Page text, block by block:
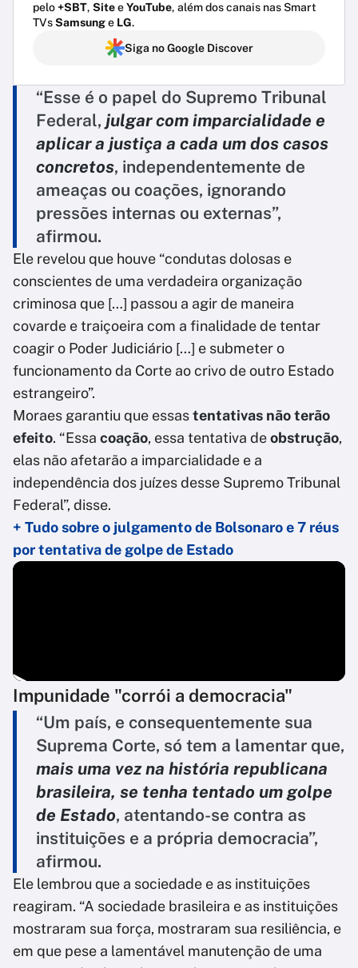
pelo+SBT, SiteeYouTube, além dos canais nas Smart
TVsSamsunge LG.
Siga no Google Discover
“Esse é o papel do Supremo Tribunal
Federal, julgar com imparcialidade e
aplicar a justiça a cada um dos casos
concretos, independentemente de
ameaças ou coações, ignorando
pressões internas ou externas”,
afirmou.
Ele revelou que houve “condutas dolosas e
conscientes de uma verdadeira organização
criminosa que […] passou a agir de maneira
covarde e traiçoeira com a finalidade de tentar
coagir o Poder Judiciário […] e submeter o
funcionamento da Corte ao crivo de outro Estado
estrangeiro”.
Moraes garantiu que essastentativas não terão
efeito. “Essa coação, essa tentativa deobstrução,
elas não afetarão a imparcialidade e a
independência dos juízes desse Supremo Tribunal
Federal”, disse.
+ Tudo sobre o julgamento de Bolsonaro e 7 réus
por tentativa de golpe de Estado
Impunidade "corrói a democracia"
“Um país, e consequentemente sua
Suprema Corte, só tem a lamentar que,
mais uma vez na história republicana
brasileira, se tenha tentado um golpe
de Estado, atentando-se contra as
instituições e a própria democracia”,
afirmou.
Ele lembrou que a sociedade e as instituições
reagiram. “A sociedade brasileira e as instituições
mostraram sua força, mostraram sua resiliência, e
em que pese a lamentável manutenção de uma